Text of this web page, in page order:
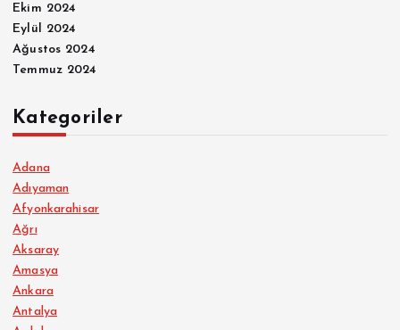
Ekim 2024
Eylül 2024
Ağustos 2024
Temmuz 2024
Kategoriler
Adana
Adıyaman
Afyonkarahisar
Ağrı
Aksaray
Amasya
Ankara
Antalya